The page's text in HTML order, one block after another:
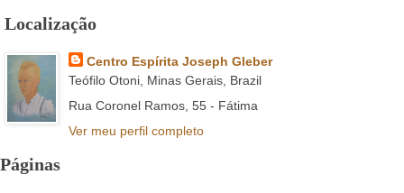
Localização
Centro Espírita Joseph Gleber
Teófilo Otoni, Minas Gerais, Brazil
Rua Coronel Ramos, 55 - Fátima
Ver meu perfil completo
Páginas